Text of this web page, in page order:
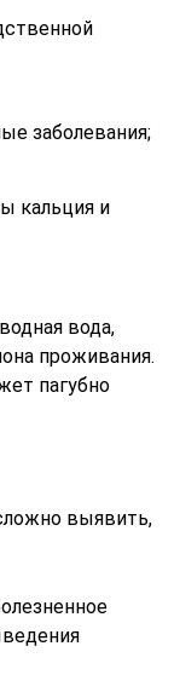
заболевания;
кальция и
вода,
проживания.
пагубно
выявить,